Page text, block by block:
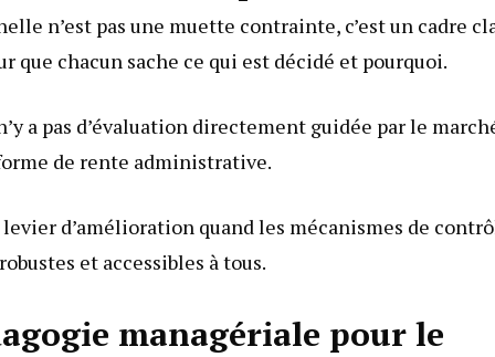
n’est pas une muette contrainte, c’est un cadre
que chacun sache ce qui est décidé et pourquoi.
a pas d’évaluation directement guidée par le
de rente administrative.
d’amélioration quand les mécanismes de
et accessibles à tous.
managériale pour le